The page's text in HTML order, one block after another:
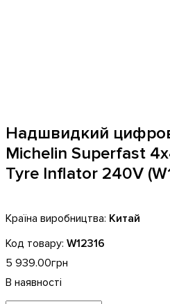
Надшвидкий
Michelin Superfast
Tyre Inflator 240V
Китай
W12316
5 939.00грн